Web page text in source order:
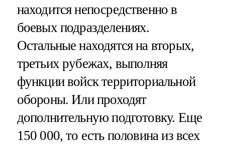
находится непосредственно в
боевых подразделениях.
Остальные находятся на вторых,
третьих рубежах, выполняя
функции войск территориальной
обороны. Или проходят
дополнительную подготовку. Еще
150 000, то есть половина из всех